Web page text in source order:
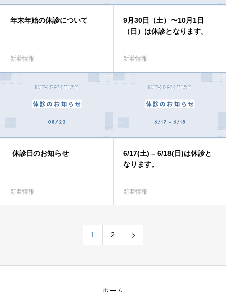
年末年始の休診について
新着情報
9月30日（土）〜10月1日
（日）は休診となります。
新着情報
休診日のお知らせ
新着情報
6/17(土) – 6/18(日)は休診と
なります。
新着情報
1 2